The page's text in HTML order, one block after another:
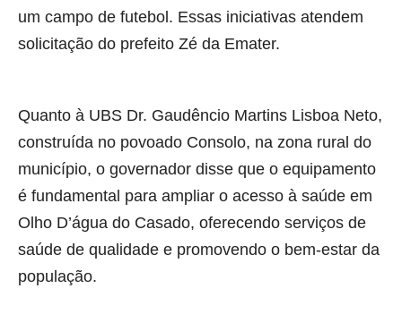
um campo de futebol. Essas iniciativas atendem
solicitação do prefeito Zé da Emater.
Quanto à UBS Dr. Gaudêncio Martins Lisboa Neto,
construída no povoado Consolo, na zona rural do
município, o governador disse que o equipamento
é fundamental para ampliar o acesso à saúde em
Olho D’água do Casado, oferecendo serviços de
saúde de qualidade e promovendo o bem-estar da
população.